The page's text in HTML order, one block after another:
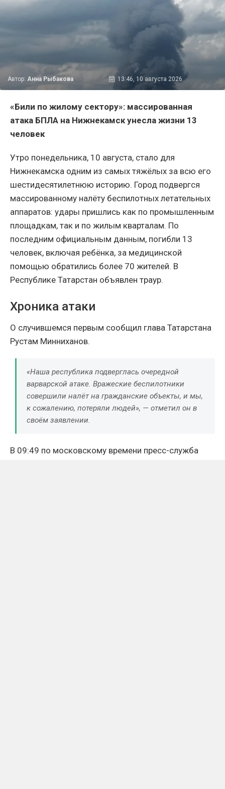
Автор: Анна Рыбакова 13:46, 10 августа 2026
«Били по жилому сектору»: массированная
атака БПЛА на Нижнекамск унесла жизни 13
человек
Утро понедельника, 10 августа, стало для
Нижнекамска одним из самых тяжёлых за всю его
шестидесятилетнюю историю. Город подвергся
массированному налёту беспилотных летательных
аппаратов: удары пришлись как по промышленным
площадкам, так и по жилым кварталам. По
последним официальным данным, погибли 13
человек, включая ребёнка, за медицинской
помощью обратились более 70 жителей. В
Республике Татарстан объявлен траур.
Хроника атаки
О случившемся первым сообщил глава Татарстана
Рустам Минниханов.
«Наша республика подверглась очередной
варварской атаке. Вражеские беспилотники
совершили налёт на гражданские объекты, и мы,
к сожалению, потеряли людей», — отметил он в
своём заявлении.
В 09:49 по московскому времени пресс-служба